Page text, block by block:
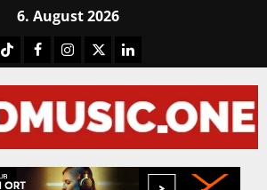
6. August 2026
TiktokFacebook
Instagram
X LinkedIN